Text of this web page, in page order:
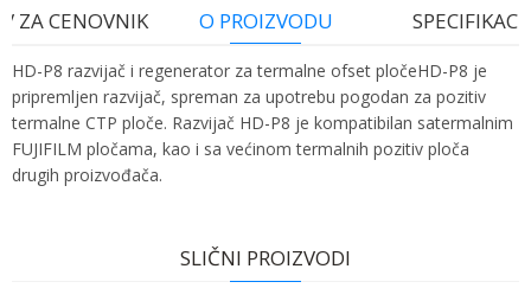
ZA CENOVNIK O PROIZVODU
HD-P8 razvijač i regenerator za termalne ofset pločeHD-P8 je
pripremljen razvijač, spreman za upotrebu pogodan za pozitiv
termalne CTP ploče. Razvijač HD-P8 je kompatibilan satermalnim
FUJIFILM pločama, kao i sa većinom termalnih pozitiv ploča
drugih proizvođača.
SLIČNI PROIZVODI